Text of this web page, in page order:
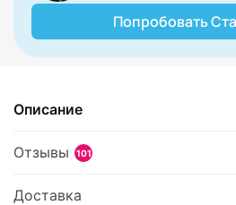
Попробовать
Описание
Отзывы
101
Доставка